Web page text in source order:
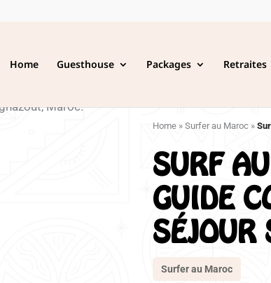
Home Guesthouse Packages Retraites
Home » Surfer au Maroc »
SURF
GUIDE
SÉJOUR
Surfer au Maroc